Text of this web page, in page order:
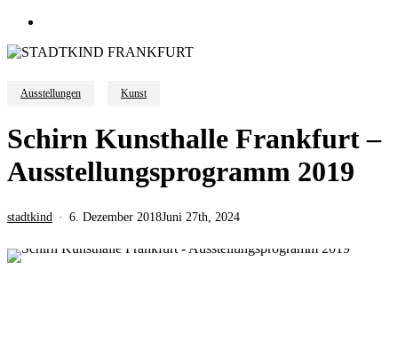
Ausstellungen Kunst
Schirn Kunsthalle Frankfurt –
Ausstellungsprogramm 2019
stadtkind 6. Dezember 2018Juni 27th, 2024